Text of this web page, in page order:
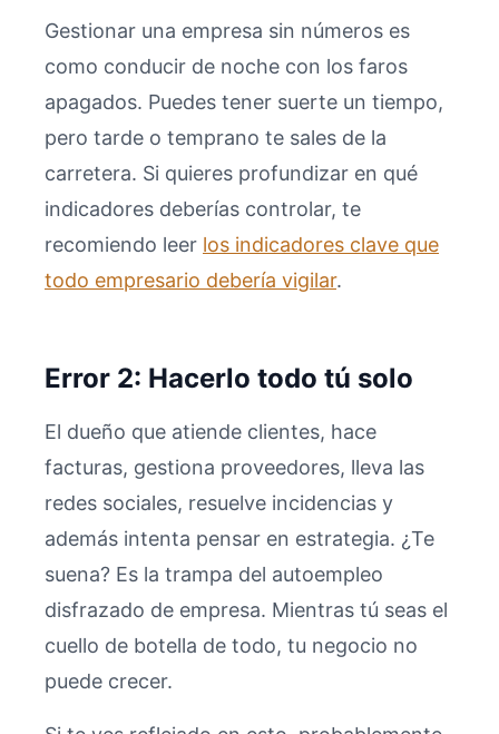
Gestionar una empresa sin números es
como conducir de noche con los faros
apagados. Puedes tener suerte un tiempo,
pero tarde o temprano te sales de la
carretera. Si quieres profundizar en qué
indicadores deberías controlar, te
recomiendo leer los indicadores clave que
todo empresario debería vigilar.
Error 2: Hacerlo todo tú solo
El dueño que atiende clientes, hace
facturas, gestiona proveedores, lleva las
redes sociales, resuelve incidencias y
además intenta pensar en estrategia. ¿Te
suena? Es la trampa del autoempleo
disfrazado de empresa. Mientras tú seas el
cuello de botella de todo, tu negocio no
puede crecer.